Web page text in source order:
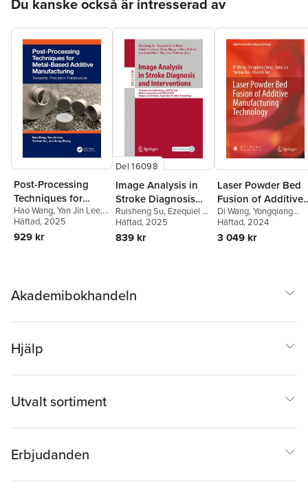
Du kanske också är intresserad av
Post-Processing
Techniques for
Metal-Based
Additive
Manufacturing
Hao Wang,Yan Jin Lee,
Yuchao Bai,Jiong Zhang
Häftad, 2025
929 kr
Del 16098
Image Analysis in
Stroke Diagnosis
and Interventions
Ruisheng Su, Ezequiel de
la Rosa,Linda Vorberg
Jiong Zhang
Hilbert,
Häftad, 2025
839 kr
Laser Powder Bed
Fusion of Additive
Manufacturing
Technology
Di Wang,Yongqiang
Yang,Yang Liu
Bai,Chaolin Tan
Häftad, 2024
3 049 kr
Akademibokhandeln
Hjälp
Utvalt sortiment
Erbjudanden